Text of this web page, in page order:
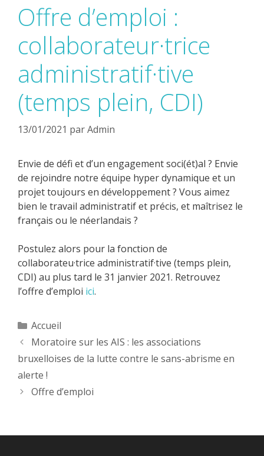
Offre d’emploi :
collaborateur·trice
administratif·tive
(temps plein, CDI)
13/01/2021 parAdmin
Envie de défi et d’un engagement soci(ét)al ? Envie
de rejoindre notre équipe hyper dynamique et un
projet toujours en développement ? Vous aimez
bien le travail administratif et précis, et maîtrisez le
français ou le néerlandais ?
Postulez alors pour la fonction de
collaborateu·trice administratif·tive (temps plein,
CDI) au plus tard le 31 janvier 2021. Retrouvez
l’offre d’emploi ici.
Catégories
Accueil
Moratoire sur les AIS : les associations
bruxelloises de la lutte contre le sans-abrisme en
alerte !
Offre d’emploi